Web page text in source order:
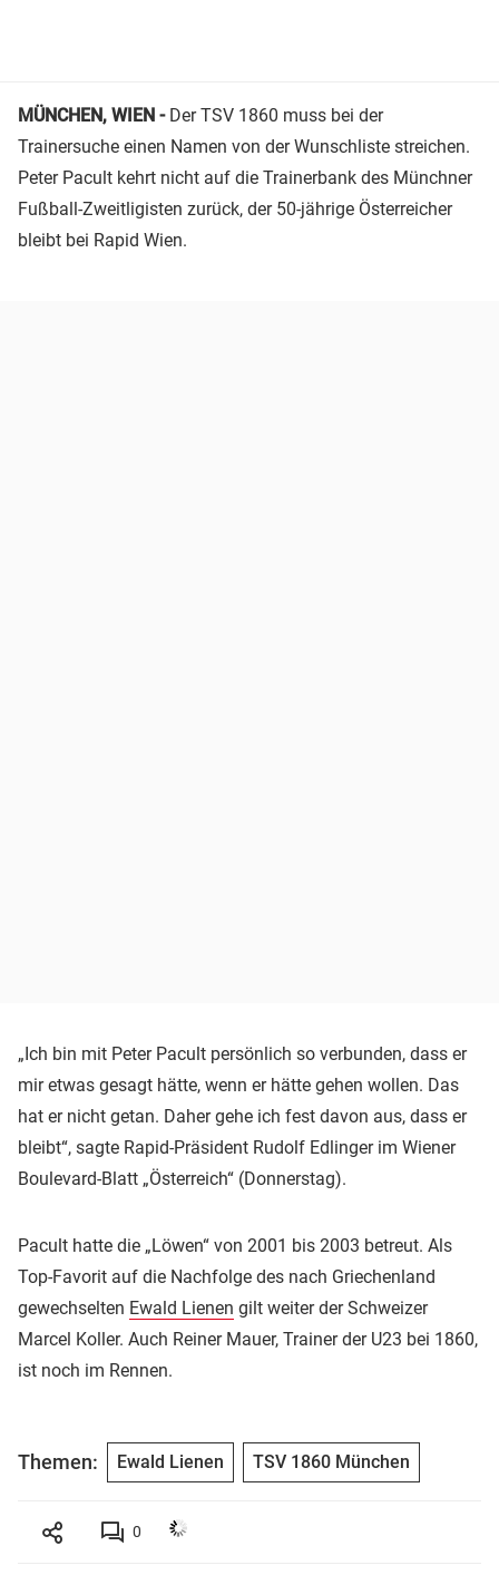
MÜNCHEN, WIEN - Der TSV 1860 muss bei der
Trainersuche einen Namen von der Wunschliste streichen.
Peter Pacult kehrt nicht auf die Trainerbank des Münchner
Fußball-Zweitligisten zurück, der 50-jährige Österreicher
bleibt bei Rapid Wien.
„Ich bin mit Peter Pacult persönlich so verbunden, dass er
mir etwas gesagt hätte, wenn er hätte gehen wollen. Das
hat er nicht getan. Daher gehe ich fest davon aus, dass er
bleibt“, sagte Rapid-Präsident Rudolf Edlinger im Wiener
Boulevard-Blatt „Österreich“ (Donnerstag).
Pacult hatte die „Löwen“ von 2001 bis 2003 betreut. Als
Top-Favorit auf die Nachfolge des nach Griechenland
gewechselten Ewald Lienen gilt weiter der Schweizer
Marcel Koller. Auch Reiner Mauer, Trainer der U23 bei 1860,
ist noch im Rennen.
Themen: Ewald Lienen TSV 1860 München
0